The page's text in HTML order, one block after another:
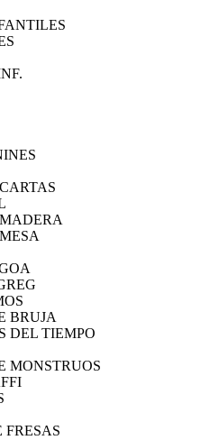
BRUJA
DEL TIEMPO
MONSTRUOS